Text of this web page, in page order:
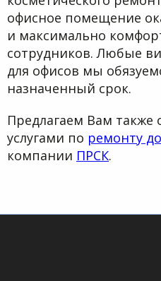
офисное помещение
и максимально
сотрудников. Любые
для офисов мы
назначенный срок.
Предлагаем Вам также
услугами по ремонту
компании ПРСК.